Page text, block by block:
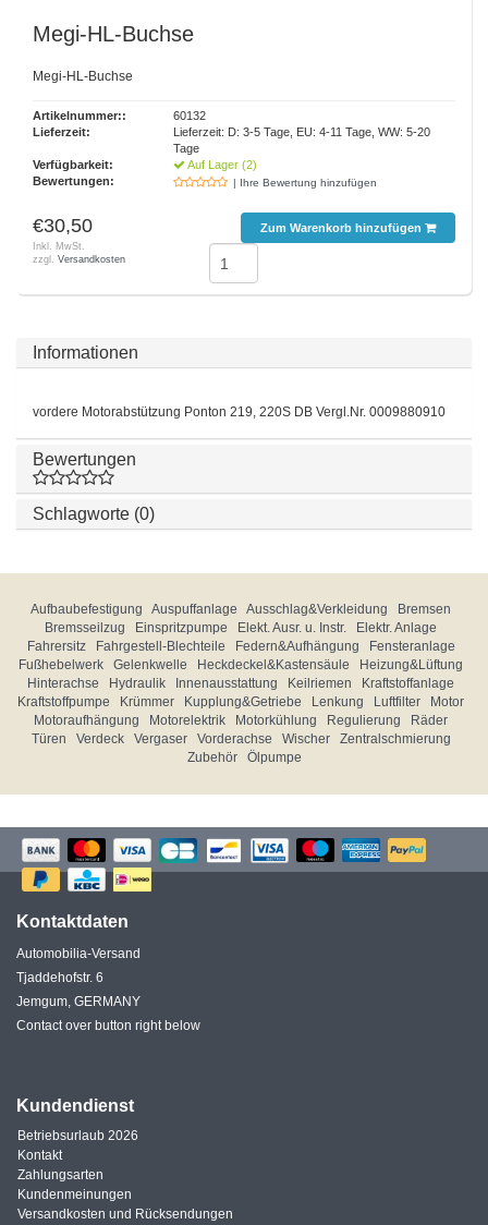
Megi-HL-Buchse
Megi-HL-Buchse
Artikelnummer::
60132
Lieferzeit:
Lieferzeit: D: 3-5 Tage, EU: 4-11 Tage, WW: 5-20
Tage
Verfügbarkeit:
Auf Lager (2)
Bewertungen:
| Ihre Bewertung hinzufügen
€30,50
Inkl. MwSt.
zzgl. Versandkosten
Zum Warenkorb hinzufügen
Informationen
vordere Motorabstützung Ponton 219, 220S DB Vergl.Nr. 0009880910
Bewertungen
Schlagworte (0)
Aufbaubefestigung Auspuffanlage Ausschlag&Verkleidung
Bremsen
Bremsseilzug
Einspritzpumpe Elekt. Ausr. u. Instr.
Elektr. Anlage
Fahrersitz
Fahrgestell-Blechteile Federn&Aufhängung
Fensteranlage
Fußhebelwerk
Gelenkwelle Heckdeckel&Kastensäule
Heizung&Lüftung
Hinterachse
Hydraulik Innenausstattung Keilriemen
Kraftstoffanlage
Kraftstoffpumpe
Krümmer Kupplung&Getriebe Lenkung Luftfilter
Motor
Motoraufhängung
Motorelektrik Motorkühlung Regulierung
Räder
Türen
Verdeck Vergaser Vorderachse Wischer
Zentralschmierung
Zubehör
Ölpumpe
Kontaktdaten
Automobilia-Versand
Tjaddehofstr. 6
Jemgum, GERMANY
Contact over button right below
Kundendienst
Betriebsurlaub 2026
Kontakt
Zahlungsarten
Kundenmeinungen
Versandkosten und Rücksendungen